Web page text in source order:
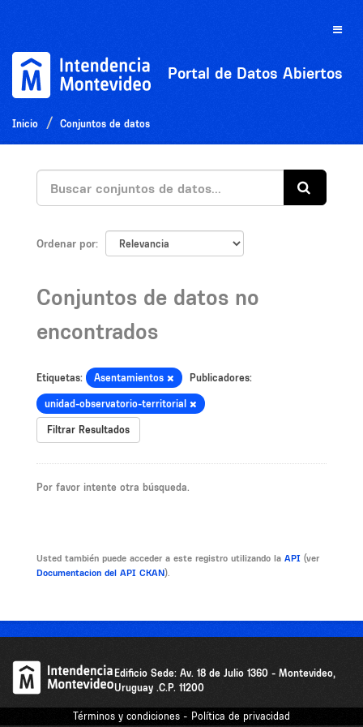
Toggle
Portal de Datos Abiertos
Inicio Conjuntos de datos
Ordenar por
Conjuntos de datos no
encontrados
Etiquetas: Asentamientos Publicadores:
unidad-observatorio-territorial
Filtrar Resultados
Por favor intente otra búsqueda.
Usted también puede acceder a este registro utilizando la API (ver
Documentacion del API CKAN).
Edificio Sede: Av. 18 de Julio 1360 - Montevideo,
Uruguay .C.P. 11200
Términos y condiciones - Política de privacidad